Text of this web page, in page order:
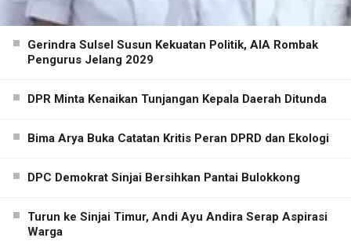
Gerindra Sulsel Susun Kekuatan Politik, AIA Rombak
Pengurus Jelang 2029
DPR Minta Kenaikan Tunjangan Kepala Daerah Ditunda
Bima Arya Buka Catatan Kritis Peran DPRD dan Ekologi
DPC Demokrat Sinjai Bersihkan Pantai Bulokkong
Turun ke Sinjai Timur, Andi Ayu Andira Serap Aspirasi
Warga